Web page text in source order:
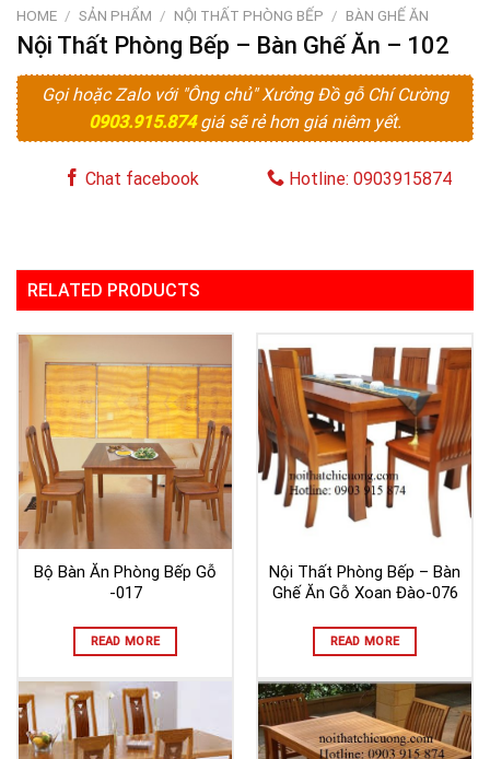
HOME / SẢN PHẨM / NỘI THẤT PHÒNG BẾP / BÀN GHẾ ĂN
Nội Thất Phòng Bếp – Bàn Ghế Ăn – 102
Gọi hoặc Zalo với "Ông chủ" Xưởng Đồ gỗ Chí Cường
0903.915.874giá sẽ rẻ hơn giá niêm yết.
Chat facebook Hotline: 0903915874
RELATED PRODUCTS
Bộ Bàn Ăn Phòng Bếp Gỗ
-017
READ MORE
Nội Thất Phòng Bếp – Bàn
Ghế Ăn Gỗ Xoan Đào-076
READ MORE